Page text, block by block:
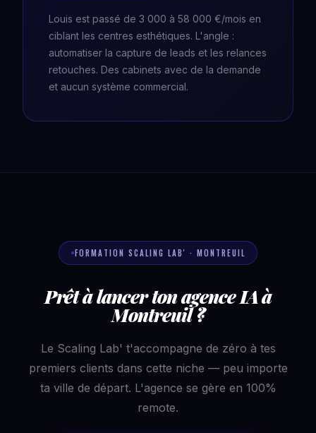
Louis est passé de 3 000 à 58 000 €/mois en
ciblant les centres esthétiques. L'angle :
automatiser la capture de leads et les relances
retouches. Des cabinets avec de la demande
et aucun système commercial.
FORMATION SCALING LAB' · MONTREUIL
Prêt à lancer ton agence IA à
Montreuil ?
Le Scaling Lab' t'accompagne de zéro à tes
premiers clients dans cette niche — peu importe
ta ville de départ. L'agence se gère en 100%
remote.